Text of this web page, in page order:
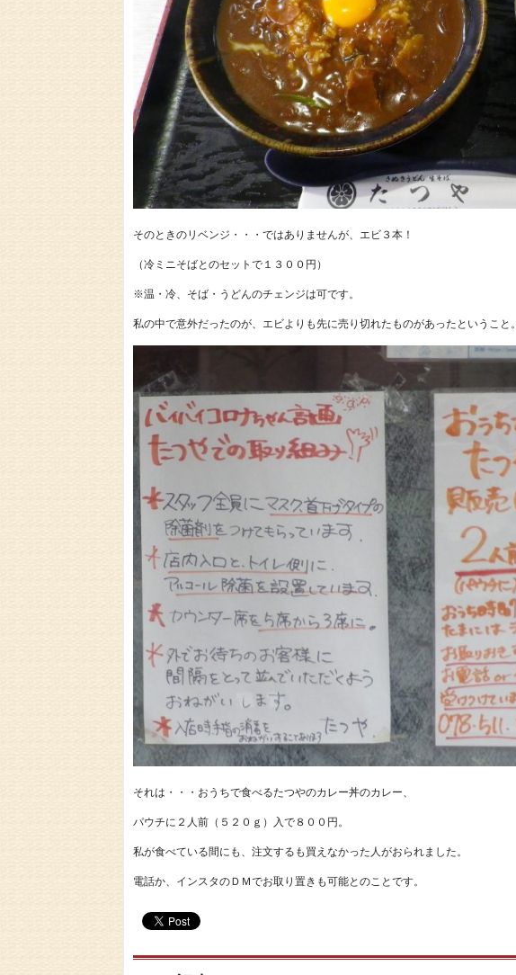
そのときのリベンジ・・・ではありませんが、エビ３本！
（冷ミニそばとのセットで１３００円）
※温・冷、そば・うどんのチェンジは可です。
私の中で意外だったのが、エビよりも先に売り切れたものがあったということ。
それは・・・おうちで食べるたつやのカレー丼のカレー、
パウチに２人前（５２０ｇ）入で８００円。
私が食べている間にも、注文するも買えなかった人がおられました。
電話か、インスタのＤＭでお取り置きも可能とのことです。